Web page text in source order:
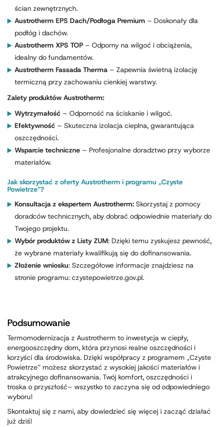
ścian zewnętrznych.
Austrotherm EPS Dach/Podłoga Premium – Doskonały dla
podłóg i dachów.
Austrotherm XPS TOP – Odporny na wilgoć i obciążenia,
idealny do fundamentów.
Austrotherm Fassada Therma – Zapewnia świetną izolację
termiczną przy zachowaniu cienkiej warstwy.
Zalety produktów Austrotherm:
Wytrzymałość – Odporność na ściskanie i wilgoć.
Efektywność – Skuteczna izolacja cieplna, gwarantująca
oszczędności.
Wsparcie techniczne – Profesjonalne doradztwo przy wyborze
materiałów.
Jak skorzystać z oferty Austrotherm i programu „Czyste
Powietrze”?
Konsultacja z ekspertem Austrotherm: Skorzystaj z pomocy
doradców technicznych, aby dobrać odpowiednie materiały do
Twojego projektu.
Wybór produktów z Listy ZUM: Dzięki temu zyskujesz pewność,
że wybrane materiały kwalifikują się do dofinansowania.
Złożenie wniosku: Szczegółowe informacje znajdziesz na
stronie programu: czystepowietrze.gov.pl.
Podsumowanie
Termomodernizacja z Austrotherm to inwestycja w ciepły,
energooszczędny dom, która przynosi realne oszczędności i
korzyści dla środowiska. Dzięki współpracy z programem „Czyste
Powietrze” możesz skorzystać z wysokiej jakości materiałów i
atrakcyjnego dofinansowania. Twój komfort, oszczędności i
troska o przyszłość– wszystko to zaczyna się od odpowiedniego
wyboru!
Skontaktuj się z nami, aby dowiedzieć się więcej i zacząć działać
już dziś!